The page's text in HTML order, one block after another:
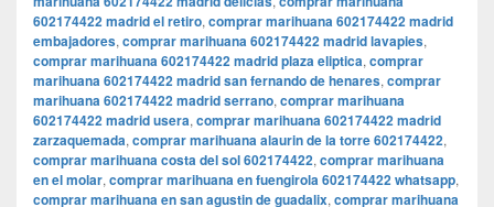
602174422 madrid el retiro, comprar marihuana 602174422 madrid
embajadores, comprar marihuana 602174422 madrid lavapies,
comprar marihuana 602174422 madrid plaza eliptica, comprar
marihuana 602174422 madrid san fernando de henares, comprar
marihuana 602174422 madrid serrano, comprar marihuana
602174422 madrid usera, comprar marihuana 602174422 madrid
zarzaquemada, comprar marihuana alaurin de la torre 602174422,
comprar marihuana costa del sol 602174422, comprar marihuana
en el molar, comprar marihuana en fuengirola 602174422 whatsapp,
comprar marihuana en san agustin de guadalix, comprar marihuana